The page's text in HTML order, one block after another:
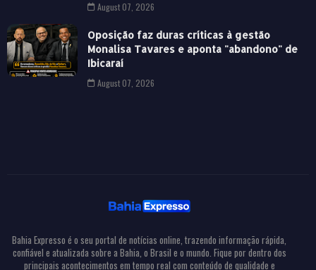
August 07, 2026
Oposição faz duras críticas à gestão
Monalisa Tavares e aponta "abandono" de
Ibicaraí
August 07, 2026
Bahia Expresso é o seu portal de notícias online, trazendo informação rápida,
confiável e atualizada sobre a Bahia, o Brasil e o mundo. Fique por dentro dos
principais acontecimentos em tempo real com conteúdo de qualidade e